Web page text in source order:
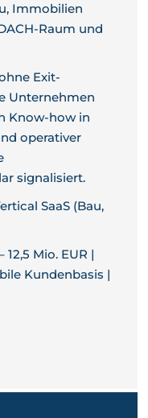
Immobilien
Raum und
Exit-
Unternehmen
Know-how in
operativer
signalisiert.
SaaS (Bau,
12,5 Mio. EUR |
Kundenbasis |